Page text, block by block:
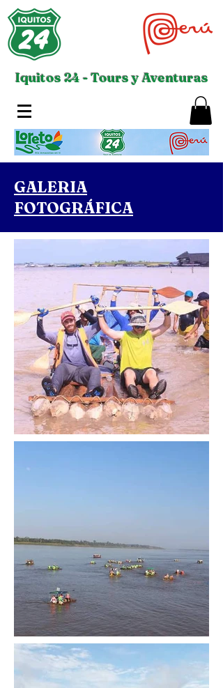
Iquitos 24 - Tours y Aventuras
GALERIA
FOTOGRÁFICA